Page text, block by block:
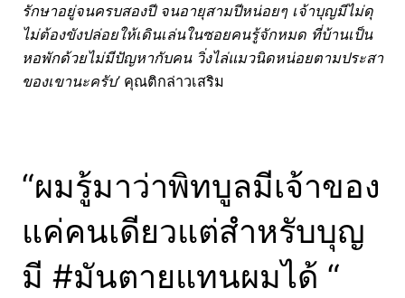
รักษาอยู่จนครบสองปี จนอายุสามปีหน่อยๆ เจ้าบุญมีไม่ดุ
ไม่ต้องขังปล่อยให้เดินเล่นในซอยคนรู้จักหมด ที่บ้านเป็น
หอพักด้วยไม่มีปัญหากับคน วิ่งไล่แมวนิดหน่อยตามประสา
ของเขานะครับ’คุณติกล่าวเสริม
“ผมรู้มาว่าพิทบูลมีเจ้าของ
แค่คนเดียวแต่สำหรับบุญ
มี ‪#‎มันตายแทนผมได้‬ “